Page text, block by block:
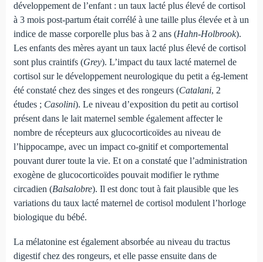
développement de l’enfant : un taux lacté plus élevé de cortisol
à 3 mois post-partum était corrélé à une taille plus élevée et à un
indice de masse corporelle plus bas à 2 ans (Hahn-Holbrook).
Les enfants des mères ayant un taux lacté plus élevé de cortisol
sont plus craintifs (Grey). L’impact du taux lacté maternel de
cortisol sur le développement neurologique du petit a ég-lement
été constaté chez des singes et des rongeurs (Catalani, 2
études ; Casolini). Le niveau d’exposition du petit au cortisol
présent dans le lait maternel semble également affecter le
nombre de récepteurs aux glucocorticoïdes au niveau de
l’hippocampe, avec un impact co-gnitif et comportemental
pouvant durer toute la vie. Et on a constaté que l’administration
exogène de glucocorticoïdes pouvait modifier le rythme
circadien (Balsalobre). Il est donc tout à fait plausible que les
variations du taux lacté maternel de cortisol modulent l’horloge
biologique du bébé.
La mélatonine est également absorbée au niveau du tractus
digestif chez des rongeurs, et elle passe ensuite dans de